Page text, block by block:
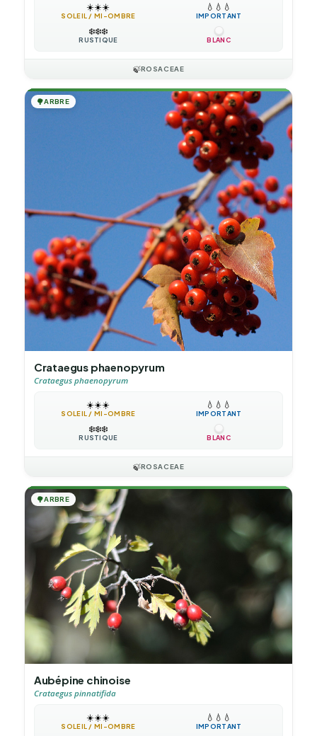
☀️☀️☀️
SOLEIL / MI-OMBRE
💧 💧 💧
IMPORTANT
❄️❄️❄️
RUSTIQUE BLANC
🍃ROSACEAE
🌳ARBRE
Crataegus phaenopyrum
Crataegus phaenopyrum
☀️☀️☀️
SOLEIL / MI-OMBRE
💧 💧 💧
IMPORTANT
❄️❄️❄️
RUSTIQUE BLANC
🍃ROSACEAE
🌳ARBRE
Aubépine chinoise
Crataegus pinnatifida
☀️☀️☀️
SOLEIL / MI-OMBRE
💧 💧 💧
IMPORTANT